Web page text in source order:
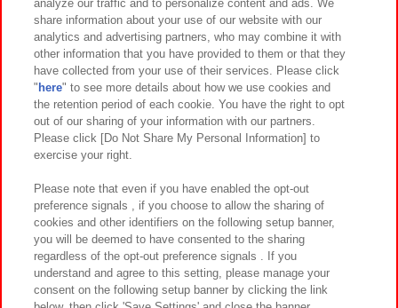
イベント・キャンペーン
関連会社 サステナビリティ サイトポリシー
プライバシーポリシー ウェブアクセシビリティ方針と検証結果
お取引先さまとともに
カスタマーハラスメント対応方針 よくあるご質問・お問い合わせ
analyze our traffic and to personalize content and ads. We
share information about your use of our website with our
analytics and advertising partners, who may combine it with
other information that you have provided to them or that they
have collected from your use of their services. Please click
" here" to see more details about how we use cookies and
the retention period of each cookie. You have the right to opt
out of our sharing of your information with our partners.
Please click [Do Not Share My Personal Information] to
exercise your right.
Please note that even if you have enabled the opt-out
preference signals , if you choose to allow the sharing of
cookies and other identifiers on the following setup banner,
you will be deemed to have consented to the sharing
regardless of the opt-out preference signals . If you
understand and agree to this setting, please manage your
consent on the following setup banner by clicking the link